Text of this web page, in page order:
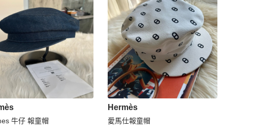
牛仔 報童帽
Hermès
愛馬仕報童帽